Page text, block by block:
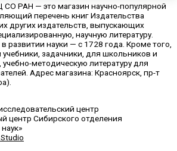
РАН — это магазин научно-популярной
перечень книг Издательства
других издательств, выпускающих
научную литературу.
развитии науки — с 1728 года. Кроме того,
задачники, для школьников и
методическую литературу для
Адрес магазина: Красноярск, пр-т
центр
центр Сибирского отделения